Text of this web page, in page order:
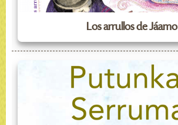
Los arrullos de Jáamo